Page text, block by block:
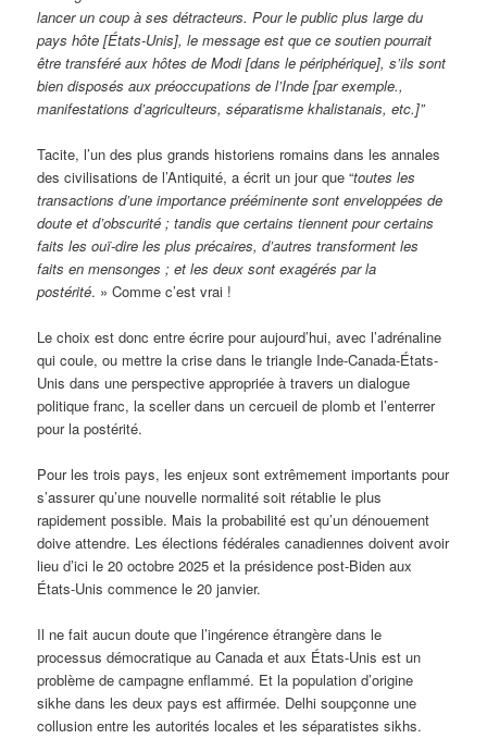
lancer un coup à ses détracteurs. Pour le public plus large du
pays hôte [États-Unis], le message est que ce soutien pourrait
être transféré aux hôtes de Modi [dans le périphérique], s’ils sont
bien disposés aux préoccupations de l’Inde [par exemple.,
manifestations d’agriculteurs, séparatisme khalistanais, etc.]”
Tacite, l’un des plus grands historiens romains dans les annales
des civilisations de l’Antiquité, a écrit un jour que “toutes les
transactions d’une importance prééminente sont enveloppées de
doute et d’obscurité ; tandis que certains tiennent pour certains
faits les ouï-dire les plus précaires, d’autres transforment les
faits en mensonges ; et les deux sont exagérés par la
postérité. » Comme c’est vrai !
Le choix est donc entre écrire pour aujourd’hui, avec l’adrénaline
qui coule, ou mettre la crise dans le triangle Inde-Canada-États-
Unis dans une perspective appropriée à travers un dialogue
politique franc, la sceller dans un cercueil de plomb et l’enterrer
pour la postérité.
Pour les trois pays, les enjeux sont extrêmement importants pour
s’assurer qu’une nouvelle normalité soit rétablie le plus
rapidement possible. Mais la probabilité est qu’un dénouement
doive attendre. Les élections fédérales canadiennes doivent avoir
lieu d’ici le 20 octobre 2025 et la présidence post-Biden aux
États-Unis commence le 20 janvier.
Il ne fait aucun doute que l’ingérence étrangère dans le
processus démocratique au Canada et aux États-Unis est un
problème de campagne enflammé. Et la population d’origine
sikhe dans les deux pays est affirmée. Delhi soupçonne une
collusion entre les autorités locales et les séparatistes sikhs.